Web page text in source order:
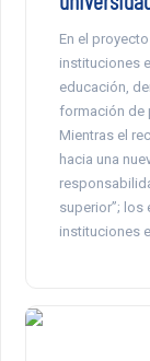
En el
instituciones
educación,
formación de
Mientras el
hacia una
superior”; los
instituciones